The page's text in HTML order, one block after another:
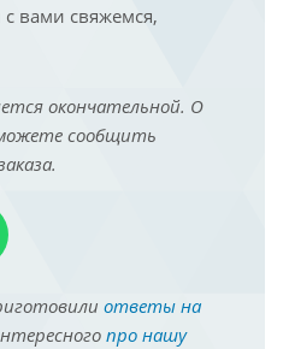
вами свяжемся,
окончательной. О
сообщить
ответы на
про нашу